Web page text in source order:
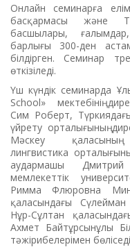
Онлайн семинарға
басқармасы және
басшылары,
барлығы 300-ден
білдірген. Семинар
өткізіледі.
Үш күндік семинарда
Sсhool» мектебінің
Сим Роберт,
үйрету орталығының
Мәскеу қаласының
лингвистика
аудармашы
мемлекеттік
Римма Флюровна
қаласындағы
Нұр-Сұлтан
Ахмет Байтұрсынұлы
тәжірибелерімен